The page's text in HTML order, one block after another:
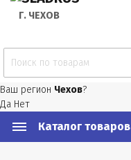
Г. ЧЕХОВ
Ваш регион Чехов?
Да Нет
Каталог товаров